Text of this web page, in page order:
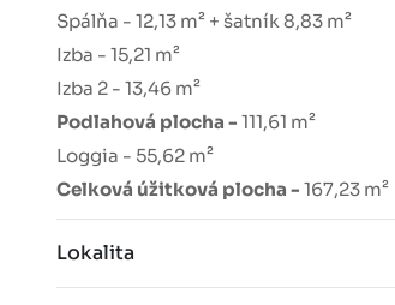
Spálňa - 12,13 m² + šatník 8,83 m²
Izba - 15,21 m²
Izba 2 - 13,46 m²
Podlahová plocha - 111,61 m²
Loggia - 55,62 m²
Celková úžitková plocha - 167,23 m²
Lokalita